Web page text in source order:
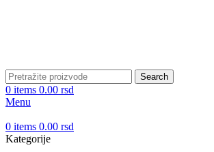
Search
0 items 0.00 rsd
Menu
0 items 0.00 rsd
Kategorije